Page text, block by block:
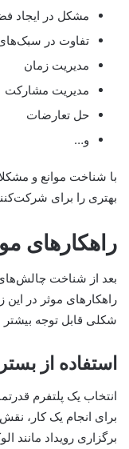
مشکل در ایجاد
تفاوت در
مدیریت زمان
مدیریت مشارکت
حل تعارضات
و…
با شناخت موانع و
بهتری را برای
راهکارهای
بعد از شناخت
راهکارهای موثر در
شکلی قابل توجه
استفاده از
انتخاب یک پلتفرم
برای انجام یک کار،
برگزاری رویداد مانند